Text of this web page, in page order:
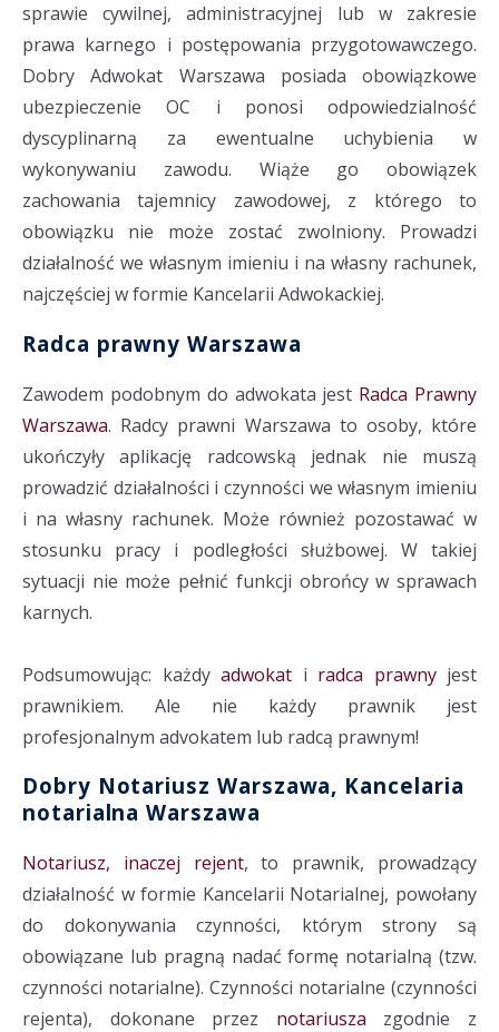
sprawie cywilnej, administracyjnej lub w zakresie
prawa karnego i postępowania przygotowawczego.
Dobry Adwokat Warszawa posiada obowiązkowe
ubezpieczenie OC i ponosi odpowiedzialność
dyscyplinarną za ewentualne uchybienia w
wykonywaniu zawodu. Wiąże go obowiązek
zachowania tajemnicy zawodowej, z którego to
obowiązku nie może zostać zwolniony. Prowadzi
działalność we własnym imieniu i na własny rachunek,
najczęściej w formie Kancelarii Adwokackiej.
Radca prawny Warszawa
Zawodem podobnym do adwokata jest Radca Prawny
Warszawa. Radcy prawni Warszawa to osoby, które
ukończyły aplikację radcowską jednak nie muszą
prowadzić działalności i czynności we własnym imieniu
i na własny rachunek. Może również pozostawać w
stosunku pracy i podległości służbowej. W takiej
sytuacji nie może pełnić funkcji obrońcy w sprawach
karnych.
Podsumowując: każdy adwokat i radca prawnyjest
prawnikiem. Ale nie każdy prawnik jest
profesjonalnym advokatem lub radcą prawnym!
Dobry Notariusz Warszawa, Kancelaria
notarialna Warszawa
Notariusz, inaczej rejent, to prawnik, prowadzący
działalność w formie Kancelarii Notarialnej, powołany
do dokonywania czynności, którym strony są
obowiązane lub pragną nadać formę notarialną (tzw.
czynności notarialne). Czynności notarialne (czynności
rejenta), dokonane przez notariusza zgodnie z